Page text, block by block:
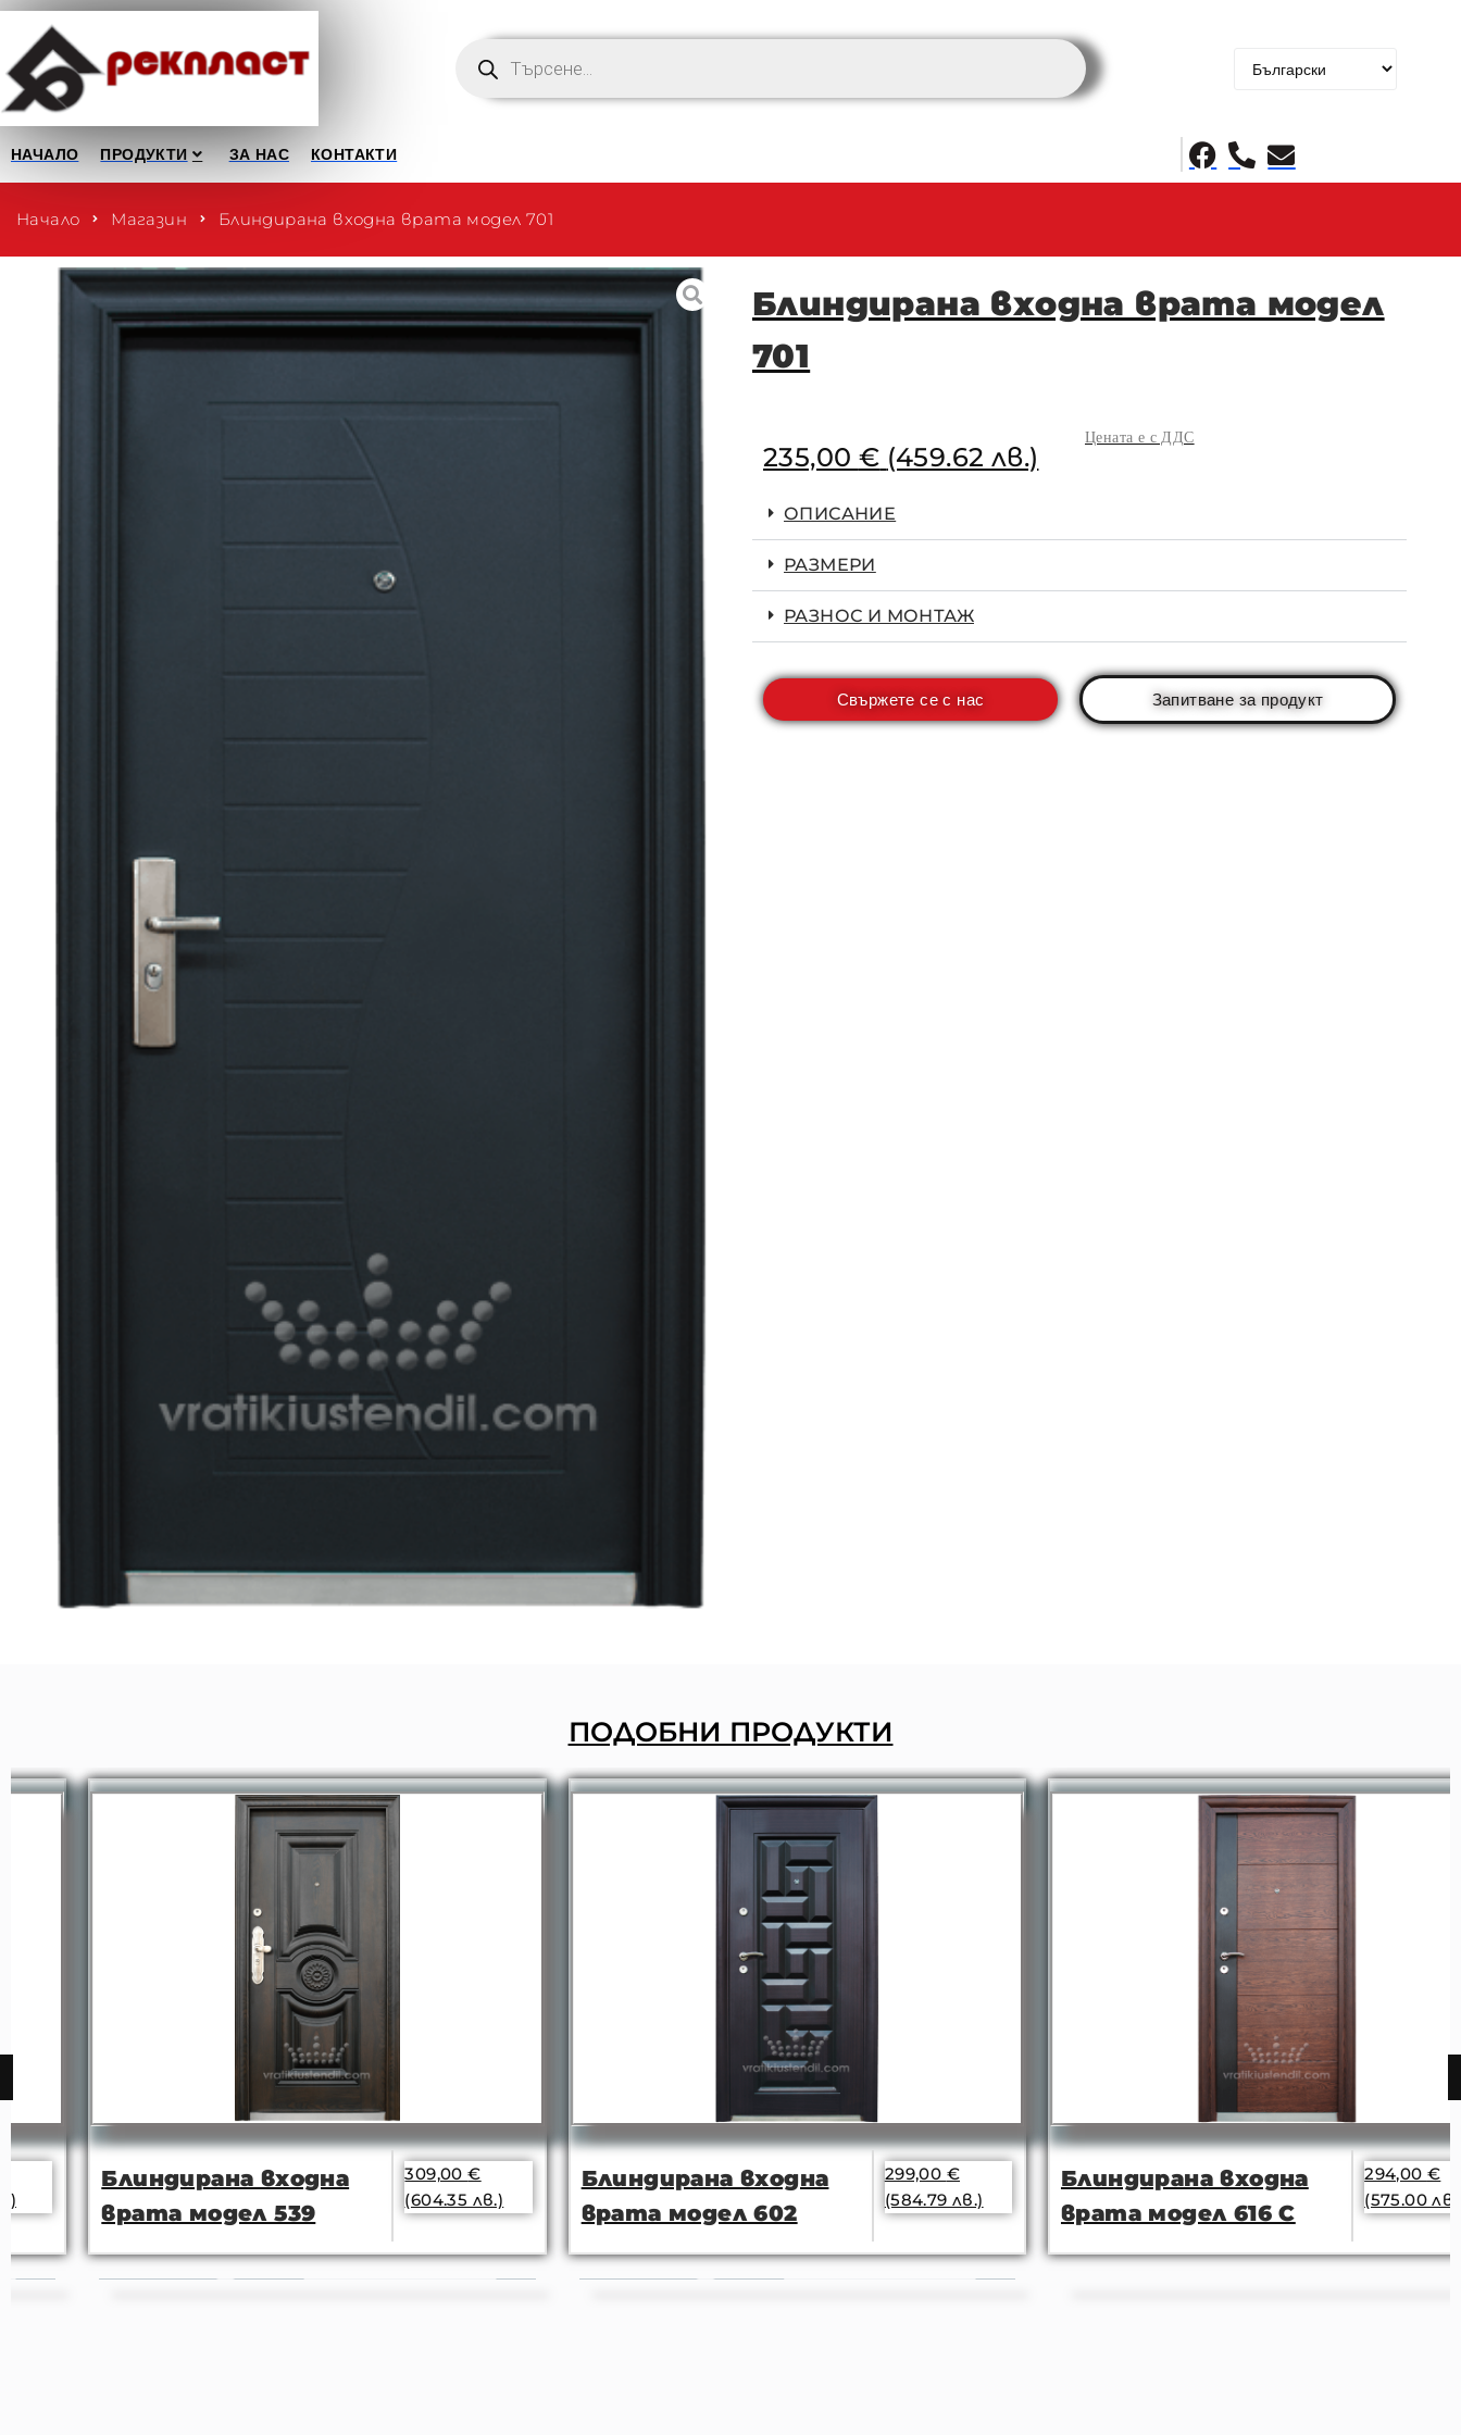
НАЧАЛО ПРОДУКТИ ЗА НАС КОНТАКТИ
Начало Магазин Блиндирана входна врата модел 701
Блиндирана входна врата модел
701
235,00 € (459.62 лв.)
Цената е с ДДС
ОПИСАНИЕ
РАЗМЕРИ
РАЗНОС И МОНТАЖ
Свържете се с нас Запитване за продукт
ПОДОБНИ ПРОДУКТИ
Блиндирана входна
врата модел 539
309,00
€
(604.35 лв.)
Блиндирана входна
врата модел 602
299,00
€
(584.79 лв.)
Блиндирана входна
врата модел 616 С
294,00
€
(575.00 лв.)